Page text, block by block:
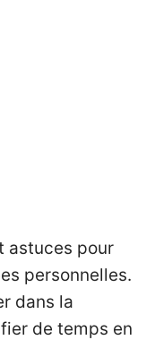
astuces pour
personnelles.
dans la
de temps en